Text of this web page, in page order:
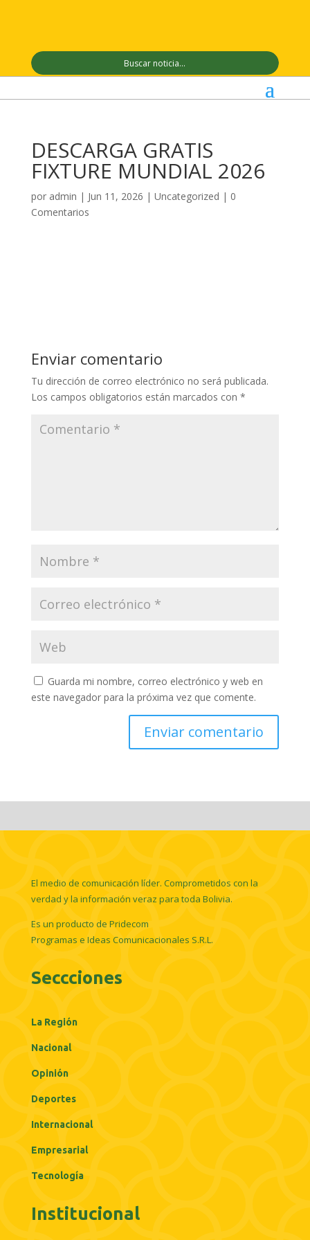
DESCARGA GRATIS
FIXTURE MUNDIAL 2026
por admin | Jun 11, 2026 | Uncategorized | 0
Comentarios
Enviar comentario
Tu dirección de correo electrónico no será publicada.
Los campos obligatorios están marcados con *
Guarda mi nombre, correo electrónico y web en
este navegador para la próxima vez que comente.
El medio de comunicación líder. Comprometidos con la
verdad y la información veraz para toda Bolivia.
Es un producto de Pridecom
Programas e Ideas Comunicacionales S.R.L.
Seccciones
La Región
Nacional
Opinión
Deportes
Internacional
Empresarial
Tecnología
Institucional